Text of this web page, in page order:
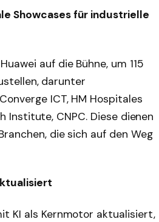
Showcases für industrielle
auf die Bühne, um 115
darunter
ICT, HM Hospitales
Institute, CNPC. Diese dienen
die sich auf den Weg
KI als Kernmotor aktualisiert,